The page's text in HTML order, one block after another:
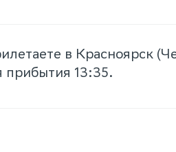
в Красноярск
прибытия 13:35.